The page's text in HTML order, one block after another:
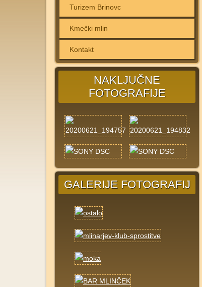
Turizem Brinovc
Kmečki mlin
Kontakt
NAKLJUČNE
FOTOGRAFIJE
GALERIJE FOTOGRAFIJ